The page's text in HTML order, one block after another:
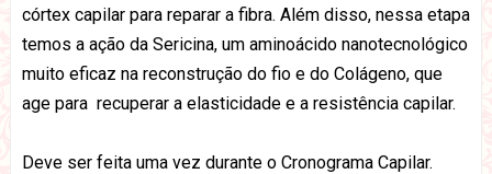
córtex capilar para reparar a fibra. Além disso, nessa etapa
temos a ação da Sericina, um aminoácido nanotecnológico
muito eficaz na reconstrução do fio e do Colágeno, que
age para recuperar a elasticidade e a resistência capilar.
Deve ser feita uma vez durante o Cronograma Capilar.